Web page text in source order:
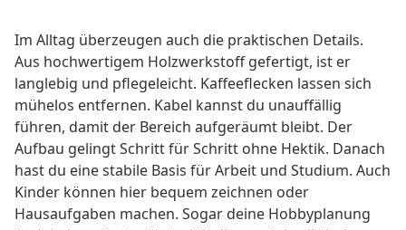
Im Alltag überzeugen auch die praktischen Details.
Aus hochwertigem Holzwerkstoff gefertigt, ist er
langlebig und pflegeleicht. Kaffeeflecken lassen sich
mühelos entfernen. Kabel kannst du unauffällig
führen, damit der Bereich aufgeräumt bleibt. Der
Aufbau gelingt Schritt für Schritt ohne Hektik. Danach
hast du eine stabile Basis für Arbeit und Studium. Auch
Kinder können hier bequem zeichnen oder
Hausaufgaben machen. Sogar deine Hobbyplanung